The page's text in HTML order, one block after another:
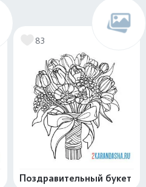
83
Поздравительный букет